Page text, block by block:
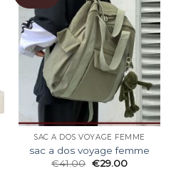
SAC A DOS VOYAGE FEMME
sac a dos voyage femme
€41.00 €29.00